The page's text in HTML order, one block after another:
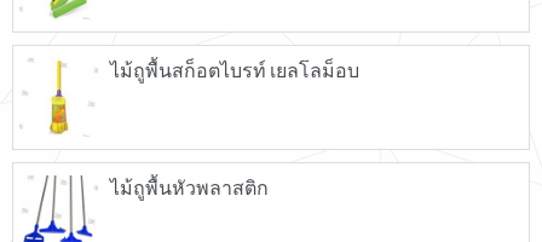
ไม้ถูพื้นสก็อตไบรท์ เยลโลม็อบ
ไม้ถูพื้นหัวพลาสติก